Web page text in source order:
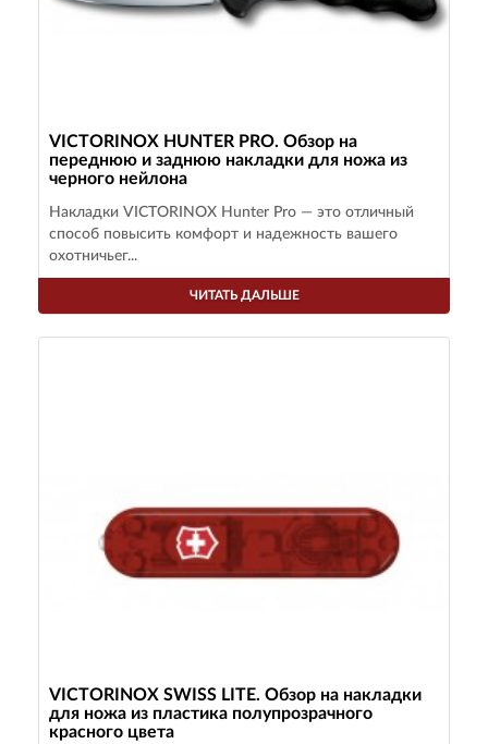
VICTORINOX HUNTER PRO. Обзор на
переднюю и заднюю накладки для ножа из
черного нейлона
Накладки VICTORINOX Hunter Pro — это отличный
способ повысить комфорт и надежность вашего
охотничьег...
ЧИТАТЬ ДАЛЬШЕ
VICTORINOX SWISS LITE. Обзор на накладки
для ножа из пластика полупрозрачного
красного цвета